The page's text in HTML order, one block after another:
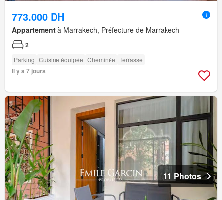
773.000 DH
Appartement à Marrakech, Préfecture de Marrakech
2
Parking Cuisine équipée Cheminée Terrasse
Il y a 7 jours
11 Photos